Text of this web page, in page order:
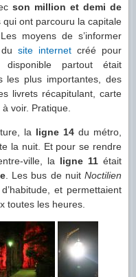
son million et demi de
ont parcouru la capitale
moyens de s’informer
site internetcréé pour
disponible partout était
les plus importantes, des
livrets récapitulant, carte
voir. Pratique.
la ligne 14 du métro,
la nuit. Et pour se rendre
ville, la ligne 11était
. Les bus de nuitNoctilien
et permettaient
toutes les heures.